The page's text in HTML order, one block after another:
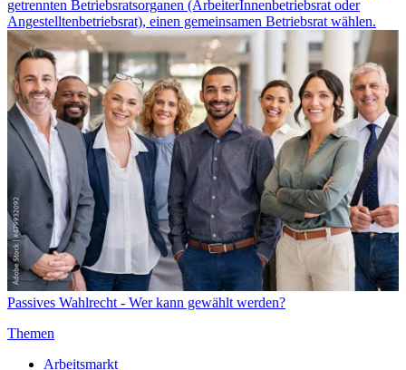
getrennten Betriebsratsorganen (ArbeiterInnenbetriebsrat oder
Angestelltenbetriebsrat), einen gemeinsamen Betriebsrat wählen.
Passives Wahlrecht - Wer kann gewählt werden?
Themen
Arbeitsmarkt